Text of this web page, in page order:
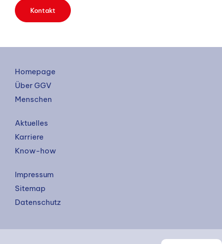
Kontakt
Homepage
Über GGV
Menschen
Aktuelles
Karriere
Know-how
Impressum
Sitemap
Datenschutz